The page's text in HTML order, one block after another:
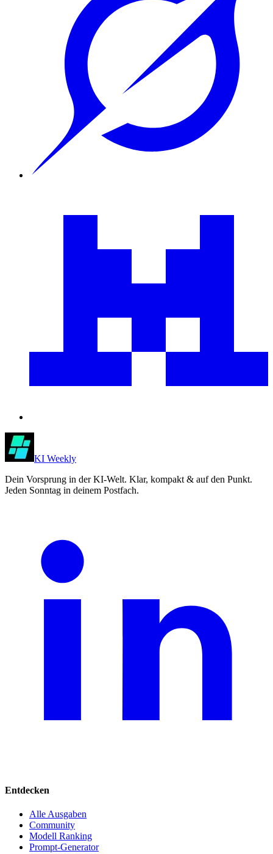
KI Weekly
Dein Vorsprung in der KI-Welt. Klar, kompakt & auf den Punkt.
Jeden Sonntag in deinem Postfach.
Entdecken
Alle Ausgaben
Community
Modell Ranking
Prompt-Generator